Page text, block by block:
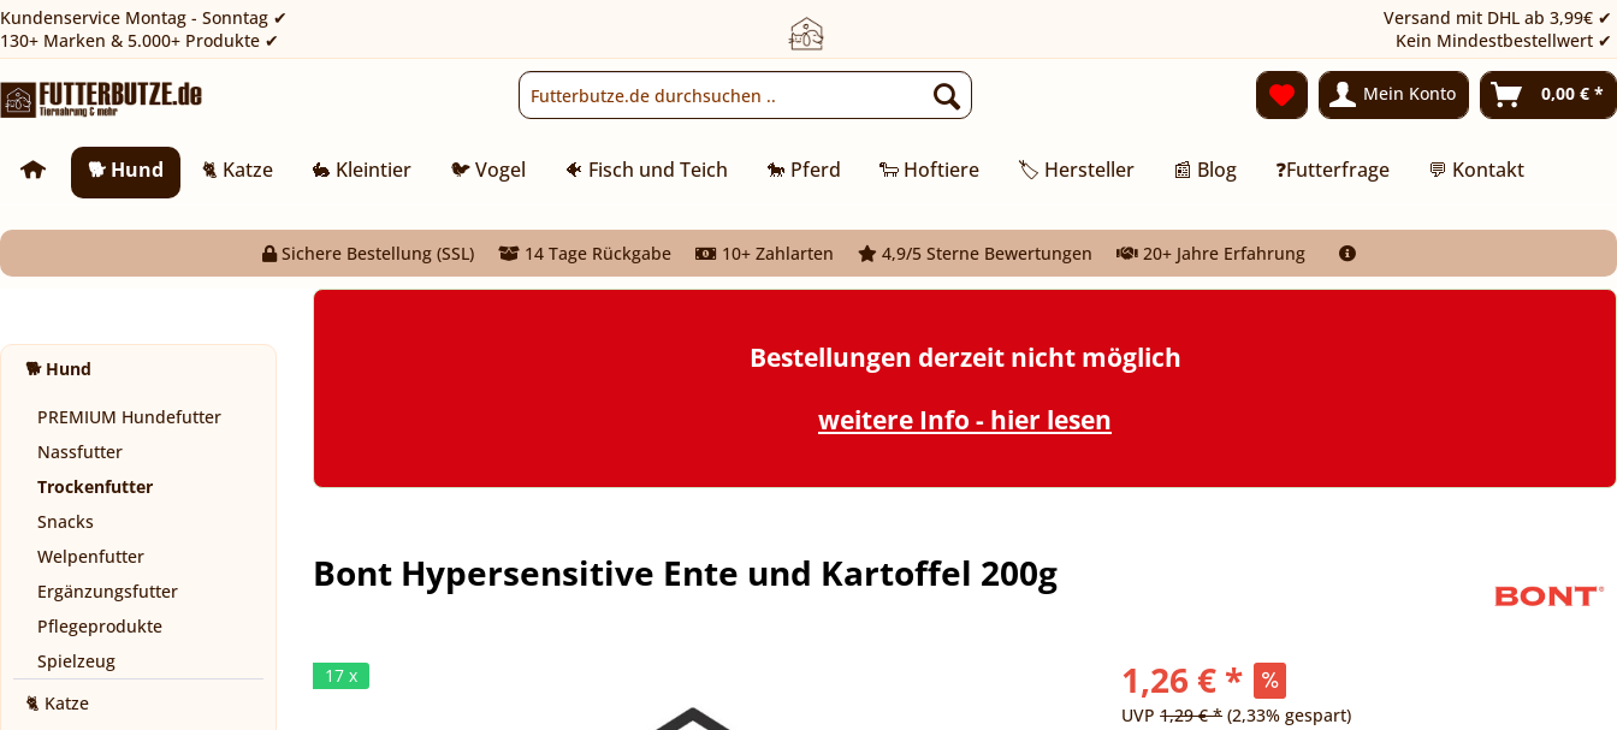
Kundenservice Montag - Sonntag ✔
130+ Marken & 5.000+ Produkte ✔
Versand mit DHL ab 3,99€ ✔
Kein Mindestbestellwert ✔
Mein Konto 0,00 € *
🐕 Hund 🐈 Katze 🐇 Kleintier 🐦 Vogel 🐠 Fisch und Teich 🐎 Pferd 🐑 Hoftiere 🏷️ Hersteller 📰 Blog ❓Futterfrage 💬 Kontakt
Sichere Bestellung (SSL) 14 Tage Rückgabe 10+ Zahlarten 4,9/5 Sterne Bewertungen 20+ Jahre Erfahrung
🐕 Hund
PREMIUM Hundefutter
Nassfutter
Trockenfutter
Snacks
Welpenfutter
Ergänzungsfutter
Pflegeprodukte
Spielzeug
🐈 Katze
Bestellungen derzeit nicht möglich
weitere Info - hier lesen
Bont Hypersensitive Ente und Kartoffel 200g
17 x 1,26 € *
UVP1,29 € * (2,33% gespart)